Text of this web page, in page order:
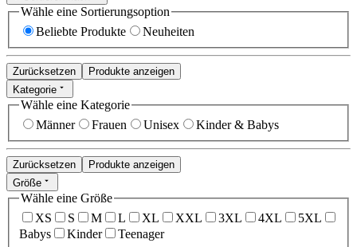
Wähle eine Sortierungsoption
Beliebte Produkte
Neuheiten
Zurücksetzen
Produkte anzeigen
Kategorie
Wähle eine Kategorie
Männer
Frauen Unisex Kinder & Babys
Zurücksetzen
Produkte anzeigen
Größe
Wähle eine Größe
XS
S M L XL XXL 3XL 4XL
5XL
Babys
Kinder Teenager